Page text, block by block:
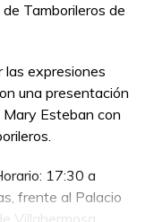
Tamborileros de
las expresiones
una presentación
Esteban con
17:30 a
frente al Palacio